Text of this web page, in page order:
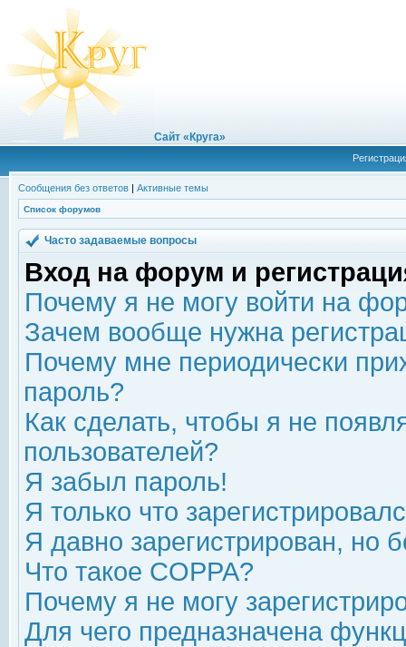
Сайт «Круга»
Сообщения без ответов | Активные темы
Список форумов
Часто задаваемые вопросы
Вход на форум и
Почему я не могу войти на
Зачем вообще нужна
Почему мне периодически
пароль?
Как сделать, чтобы я не
пользователей?
Я забыл пароль!
Я только что
Я давно зарегистрирован, но
Что такое COPPA?
Почему я не могу
Для чего предназначена